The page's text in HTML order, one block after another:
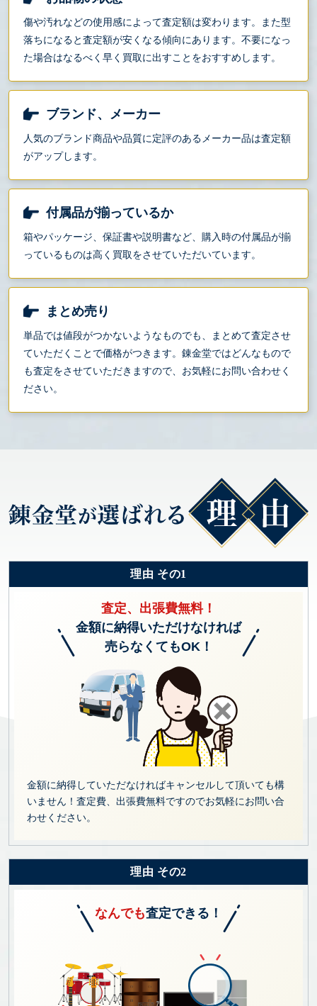
傷や汚れなどの使用感によって査定額は変わります。また型
落ちになると査定額が安くなる傾向にあります。不要になっ
た場合はなるべく早く買取に出すことをおすすめします。
ブランド、メーカー
人気のブランド商品や品質に定評のあるメーカー品は査定額
がアップします。
付属品が揃っているか
箱やパッケージ、保証書や説明書など、購入時の付属品が揃
っているものは高く買取をさせていただいています。
まとめ売り
単品では値段がつかないようなものでも、まとめて査定させ
ていただくことで価格がつきます。錬金堂ではどんなもので
も査定をさせていただきますので、お気軽にお問い合わせく
ださい。
理由 その1
査定、出張費無料！
金額に納得いただけなければ
売らなくてもOK！
金額に納得していただなければキャンセルして頂いても構
いません！査定費、出張費無料ですのでお気軽にお問い合
わせください。
理由 その2
なんでも査定できる！